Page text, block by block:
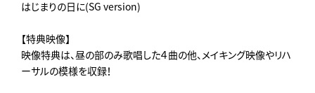
はじまりの日に(SG version)
【特典映像】
映像特典は、昼の部のみ歌唱した４曲の他、メイキング映像やリハ
ーサルの模様を収録！